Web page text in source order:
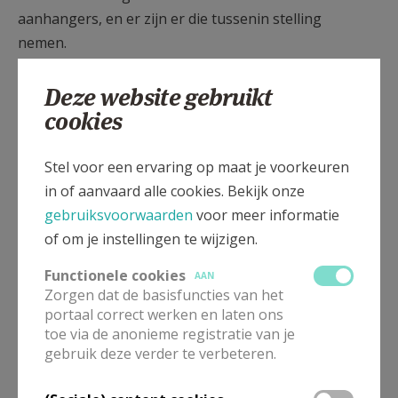
aanhangers, en er zijn er die tussenin stelling
nemen.
slottoespraak gewezen op de gevaren van de twee
richtingen:
1. Er is het gevaar dat vooral de traditionalisten en
de intellectualisten lopen: dat ze meer op wat
geschreven staat voortbouwen dan op het echte
leven. Ze laten zich niet meer door God verrassen.
Alles ligt vast. Ieder moet zich daarnaar richten.
2. Er is het gevaar dat vooral de progressieven en de
libertijnen lopen: in naam van een twijfelachtige
barmhartigheid verbinden ze de wonden zonder ze
Deze website gebruikt
cookies
Stel voor een ervaring op maat je voorkeuren
in of aanvaard alle cookies. Bekijk onze
gebruiksvoorwaarden voor meer informatie
of om je instellingen te wijzigen.
Functionele cookies
AAN
Zorgen dat de basisfuncties van het
portaal correct werken en laten ons
toe via de anonieme registratie van je
gebruik deze verder te verbeteren.